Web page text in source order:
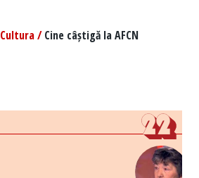
Cultura /Cine câștigă la AFCN